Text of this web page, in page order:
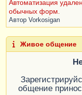
Автоматизация
обычных форм.
Автор Vorkosigan
Живое общение
общение